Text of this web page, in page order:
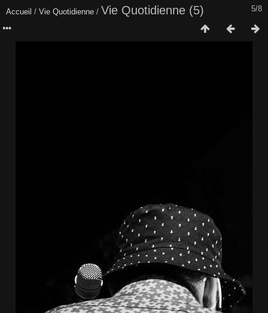
5/8
Accueil / Vie Quotidienne / Vie Quotidienne (5)